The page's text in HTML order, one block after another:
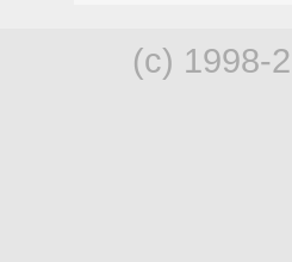
(c) 1998-